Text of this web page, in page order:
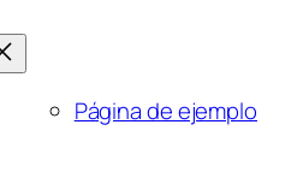
Página de ejemplo